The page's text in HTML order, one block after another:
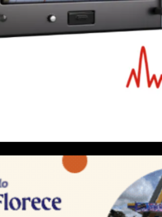
sismo de